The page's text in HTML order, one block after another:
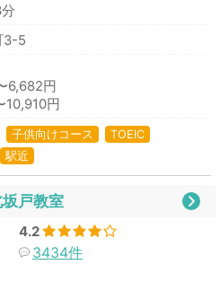
3-5
円
10,910円
子供向けコース
TOEIC
駅近
戸教室
4.2
3434件